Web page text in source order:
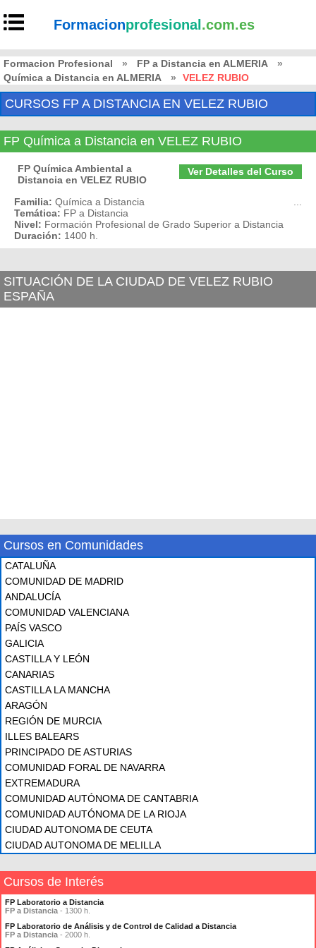
Formacionprofesional .com.es
Formacion Profesional » FP a Distancia en ALMERIA
»
Química a Distancia en ALMERIA
» VELEZ RUBIO
CURSOS FP A DISTANCIA EN VELEZ RUBIO
FP Química a Distancia en VELEZ RUBIO
Ver Detalles del Curso
FP Química Ambiental a
Distancia en VELEZ RUBIO
Familia: Química a Distancia
Temática: FP a Distancia
Nivel: Formación Profesional de Grado Superior a Distancia
Duración: 1400 h.
SITUACIÓN DE LA CIUDAD DE VELEZ RUBIO
ESPAÑA
Cursos en Comunidades
CATALUÑA
COMUNIDAD DE MADRID
ANDALUCÍA
COMUNIDAD VALENCIANA
PAÍS VASCO
GALICIA
CASTILLA Y LEÓN
CANARIAS
CASTILLA LA MANCHA
ARAGÓN
REGIÓN DE MURCIA
ILLES BALEARS
PRINCIPADO DE ASTURIAS
COMUNIDAD FORAL DE NAVARRA
EXTREMADURA
COMUNIDAD AUTÓNOMA DE CANTABRIA
COMUNIDAD AUTÓNOMA DE LA RIOJA
CIUDAD AUTONOMA DE CEUTA
CIUDAD AUTONOMA DE MELILLA
Cursos de Interés
FP Laboratorio a Distancia
FP a Distancia - 1300 h.
FP Laboratorio de Análisis y de Control de Calidad a Distancia
FP a Distancia - 2000 h.